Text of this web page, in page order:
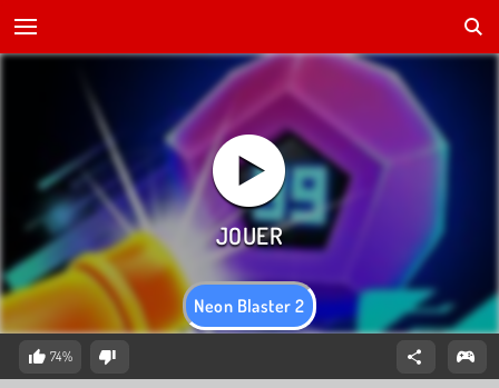
Neon Blaster 2
74%